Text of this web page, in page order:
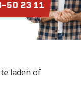
50 23 11
laden of